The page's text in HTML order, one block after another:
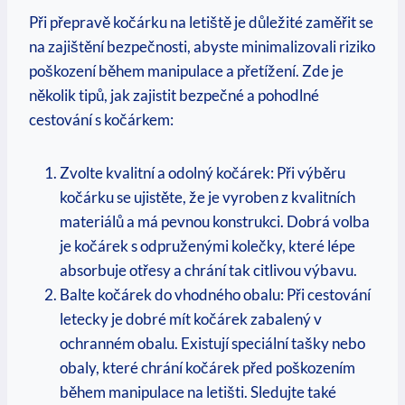
Při přepravě kočárku na letiště je důležité zaměřit se
na zajištění bezpečnosti, abyste minimalizovali riziko
poškození během manipulace a přetížení. Zde je
několik tipů, jak zajistit bezpečné a pohodlné
cestování s kočárkem:
Zvolte kvalitní a odolný kočárek: Při výběru
kočárku se ujistěte, že je vyroben z kvalitních
materiálů a má pevnou konstrukci. Dobrá volba
je kočárek s odpruženými kolečky, které lépe
absorbuje otřesy a chrání tak citlivou výbavu.
Balte kočárek do vhodného obalu: Při cestování
letecky je dobré mít kočárek zabalený v
ochranném obalu. Existují speciální tašky nebo
obaly, které chrání kočárek před poškozením
během manipulace na letišti. Sledujte také